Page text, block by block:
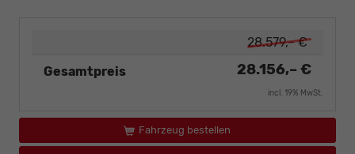
28.579,– €
Gesamtpreis
28.156,– €
incl. 19% MwSt.
Fahrzeug bestellen